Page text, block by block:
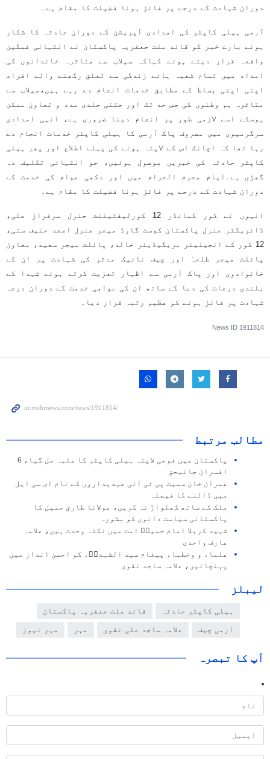
دوران شہادت کے درجے پر فائز ہونا فضیلت کا مقام ہے۔
آرمی ہیلی کاپٹر کی امدادی آپریشن کے دوران حادثہ کا شکار
ہونے بارے خبر کو قائد ملت جعفریہ پاکستان نے انتہائی غمگین
واقعہ قرار دیتے ہوئے کہاکہ سیلاب سے متاثرہ خاندانوں کی
امداد میں تمام شعبہ ہائے زندگی سے تعلق رکھنے والے افراد
اپنی اپنی بساط کے مطابق خدمات انجام دے رہے ہیں،سیلاب سے
متاثرہ ہم وطنوں کی جس حد تک اور جتنی جلدی مدد و تعاون ممکن
ہوسکے اسے لازمی طور پر انجام دینا ضروری ہے، انہی امدادی
سرگرمیوں میں مصروف پاک آرمی کا ہیلی کاپٹر خدمات انجام دے
رہا تھا کہ اچانک اس کے لاپتہ ہونے کی پہلے اطلاع اور پھر ہیلی
کاپٹر حادثہ کی خبریں موصول ہوئیں، جو انتہائی تکلیف دہ
گھڑی ہے۔ایام محرم الحرام میں اور دکھی عوام کی خدمت کے
دوران شہادت کے درجے پر فائز ہونا فضیلت کا مقام ہے۔
انہوں نے کور کمانڈر 12 کورلیفٹیننٹ جنرل سرفراز علی،
ڈائریکٹر جنرل پاکستان کوسٹ گارڈ میجر جنرل امجد حنیف ستی،
12 کور کے انجینیئر بریگیڈیئر خالد، پائلٹ میجر سعید، معاون
پائلٹ میجر طلحہٰ اور چیف نائیک مدثر کی شہادت پر ان کے
خانوادوں اور پاک آرمی سے اظہار تعزیت کرتے ہوئے شہدا کے
بلندی درجات کی دعا کے ساتھ ان کی عوامی خدمت کے دوران درجہ
شہادت پر فائز ہونے کو عظیم رتبہ قرار دیا۔
News ID 1911814
مطالب مرتبط
پاکستان میں فوجی لاپتہ ہیلی کاپٹر کا ملبہ مل گیا، 6
افسران جانبحق
عمران خان سمیت پی ٹی آئی عہدیداروں کے نام ای سی ایل
میں ڈالنے کا فیصلہ
ملک کے ساتھ کھلواڑ نہ کریں، مولانا طارق جمیل کا
پاکستانی سیاست دانوں کو مشورہ
شہید کربلا امام حسینؑ امت میں نکتہ وحدت ہیں، علامہ
عارف واحدی
علماء و وخطباء پیغام سید الشہداؑء کو احسن انداز میں
پہنچائیں، علامہ ساجد نقوی
لیبلز
ہیلی کاپٹر حادثہ قائد ملت جعفریہ پاکستان
آرمی چیف علامہ ساجد علی نقوی مہر مہر نیوز
آپ کا تبصرہ